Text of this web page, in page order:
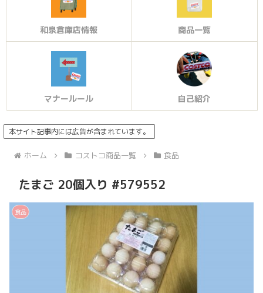
和泉倉庫店情報 商品一覧
マナールール 自己紹介
本サイト記事内には広告が含まれています。
ホーム コストコ商品一覧 食品
たまご 20個入り #579552
食品